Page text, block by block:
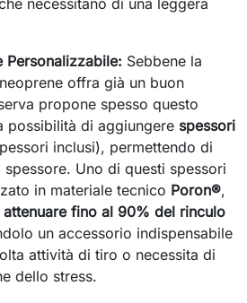
necessitano di una leggera
Personalizzabile: Sebbene la
offra già un buon
propone spesso questo
possibilità di aggiungere spessori
inclusi), permettendo di
Uno di questi spessori
in materiale tecnico Poron®,
attenuare fino al 90% del rinculo
un accessorio indispensabile
attività di tiro o necessita di
dello stress.